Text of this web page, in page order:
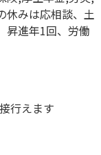
休みは応相談、土
昇進年1回、労働
行えます